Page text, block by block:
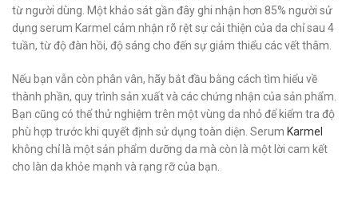
từ người dùng. Một khảo sát gần đây ghi nhận hơn 85% người sử
dụng serum Karmel cảm nhận rõ rệt sự cải thiện của da chỉ sau 4
tuần, từ độ đàn hồi, độ sáng cho đến sự giảm thiểu các vết thâm.
Nếu bạn vẫn còn phân vân, hãy bắt đầu bằng cách tìm hiểu về
thành phần, quy trình sản xuất và các chứng nhận của sản phẩm.
Bạn cũng có thể thử nghiệm trên một vùng da nhỏ để kiểm tra độ
phù hợp trước khi quyết định sử dụng toàn diện. Serum Karmel
không chỉ là một sản phẩm dưỡng da mà còn là một lời cam kết
cho làn da khỏe mạnh và rạng rỡ của bạn.